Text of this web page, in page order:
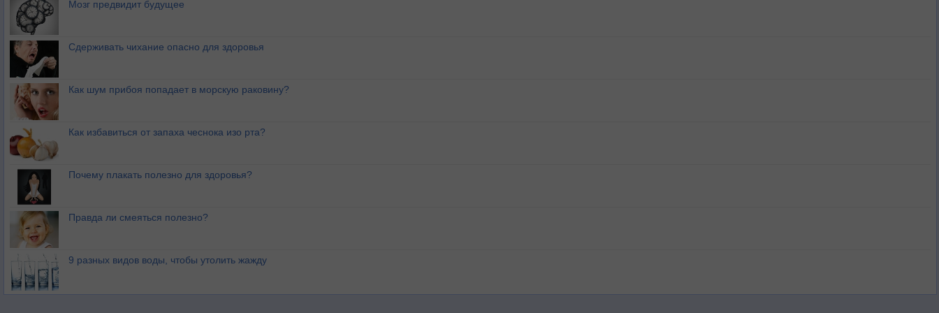
Мозг предвидит будущее
Сдерживать чихание опасно для здоровья
Как шум прибоя попадает в морскую раковину?
Как избавиться от запаха чеснока изо рта?
Почему плакать полезно для здоровья?
Правда ли смеяться полезно?
9 разных видов воды, чтобы утолить жажду